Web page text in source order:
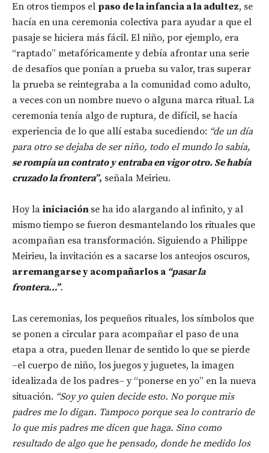
En otros tiempos el paso de la infancia a la adultez, se
hacía en una ceremonia colectiva para ayudar a que el
pasaje se hiciera más fácil. El niño, por ejemplo, era
“raptado” metafóricamente y debía afrontar una serie
de desafíos que ponían a prueba su valor, tras superar
la prueba se reintegraba a la comunidad como adulto,
a veces con un nombre nuevo o alguna marca ritual. La
ceremonia tenía algo de ruptura, de difícil, se hacía
experiencia de lo que allí estaba sucediendo: “de un día
para otro se dejaba de ser niño, todo el mundo lo sabía,
se rompía un contrato y entraba en vigor otro. Se había
cruzado la frontera”, señala Meirieu.
Hoy la iniciación se ha ido alargando al infinito, y al
mismo tiempo se fueron desmantelando los rituales que
acompañan esa transformación. Siguiendo a Philippe
Meirieu, la invitación es a sacarse los anteojos oscuros,
arremangarse y acompañarlos a “pasar la
frontera…”.
Las ceremonias, los pequeños rituales, los símbolos que
se ponen a circular para acompañar el paso de una
etapa a otra, pueden llenar de sentido lo que se pierde
–el cuerpo de niño, los juegos y juguetes, la imagen
idealizada de los padres– y “ponerse en yo” en la nueva
situación. “Soy yo quien decide esto. No porque mis
padres me lo digan. Tampoco porque sea lo contrario de
lo que mis padres me dicen que haga. Sino como
resultado de algo que he pensado, donde he medido los